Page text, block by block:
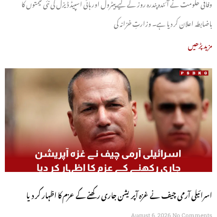
باضابطہ اعلان کر دیا ہے۔ وزارتِ خزانہ کی
مزید پڑھیں
اسرائیلی آرمی چیف نے غزہ آپریشن جاری رکھنے کے عزم کا اظہار کر دیا
August 6, 2026 No Comments